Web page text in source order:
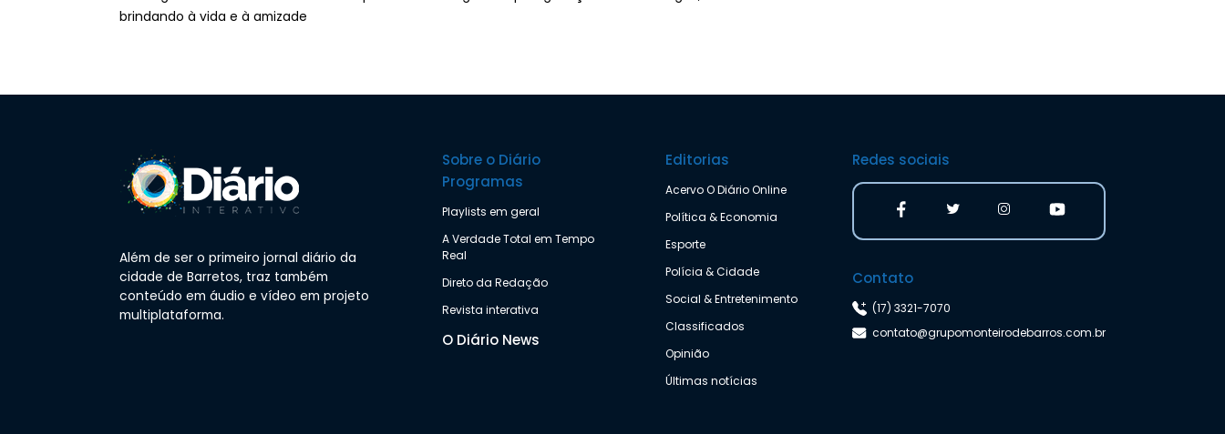
brindando à vida e à amizade
Além de ser o primeiro jornal diário da
cidade de Barretos, traz também
conteúdo em áudio e vídeo em projeto
multiplataforma.
Sobre o Diário
Programas
Playlists em geral
A Verdade Total em Tempo
Real
Direto da Redação
Revista interativa
O Diário News
Editorias
Acervo O Diário Online
Política & Economia
Esporte
Polícia & Cidade
Social & Entretenimento
Classificados
Opinião
Últimas notícias
Redes sociais
Contato
(17) 3321-7070
contato@grupomonteirodebarros.com.br